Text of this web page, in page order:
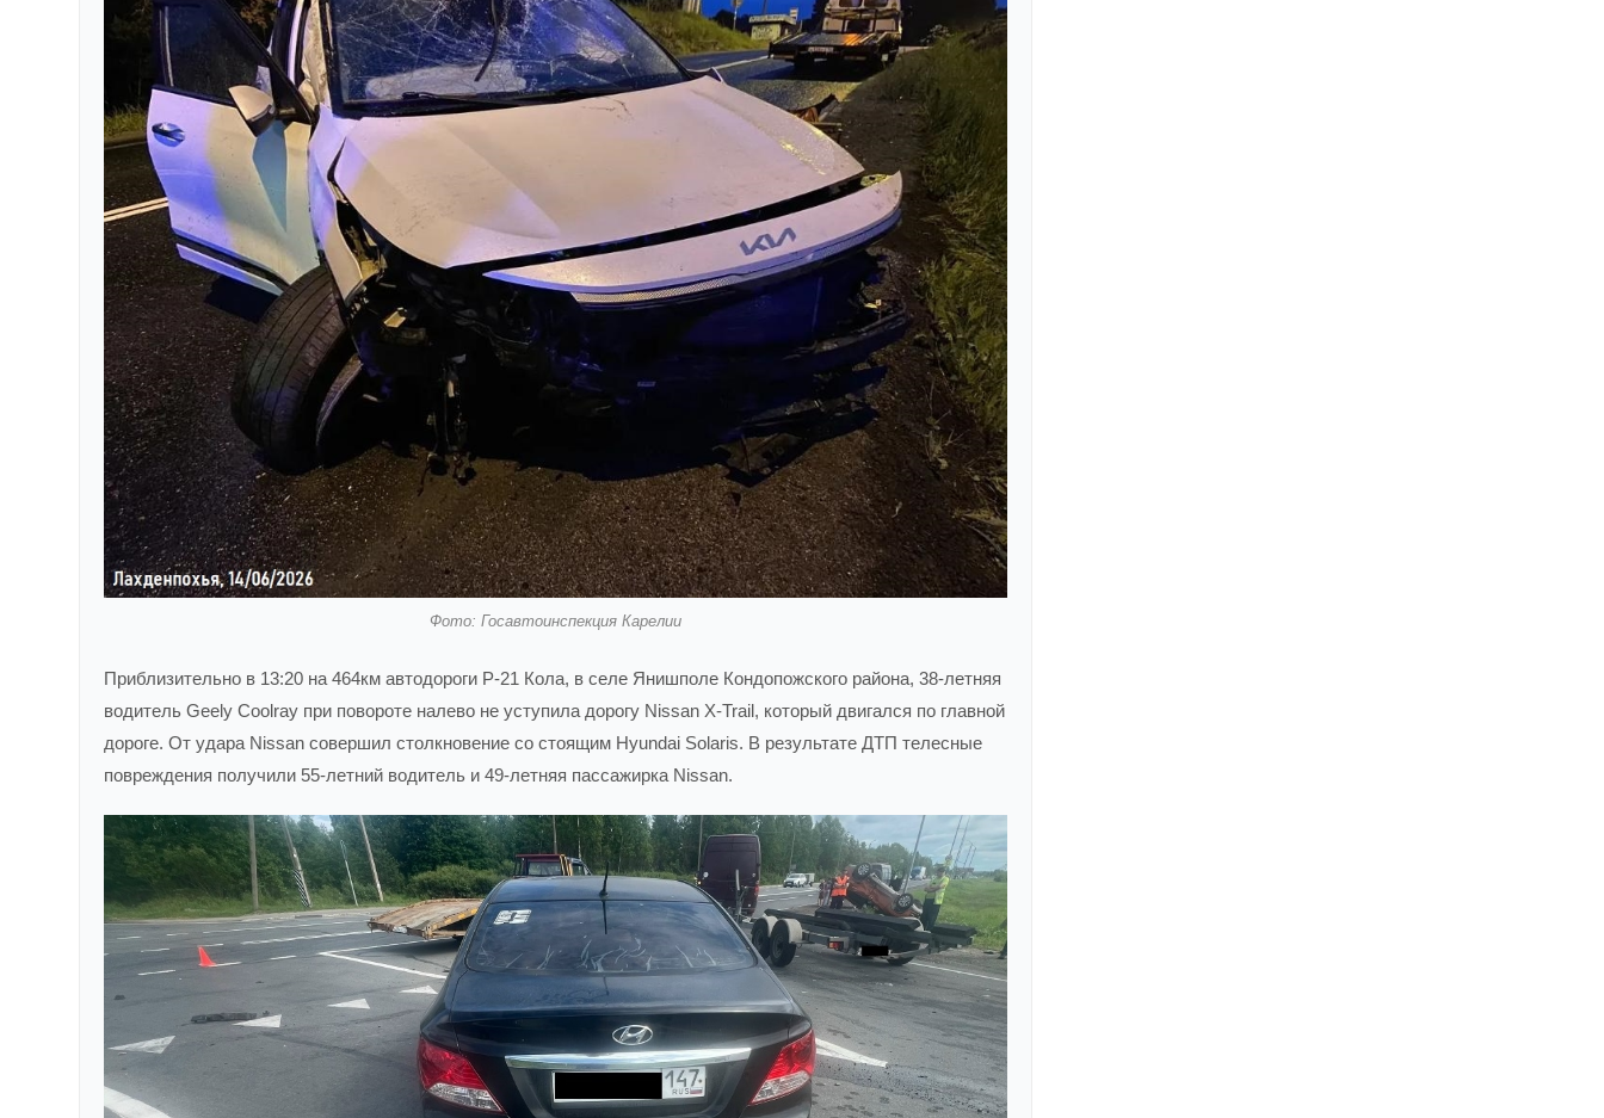
Фото: Госавтоинспекция Карелии
Приблизительно в 13:20 на 464км автодороги Р-21 Кола, в селе Янишполе Кондопожского района, 38-летняя
водитель Geely Coolray при повороте налево не уступила дорогу Nissan X-Trail, который двигался по главной
дороге. От удара Nissan совершил столкновение со стоящим Hyundai Solaris. В результате ДТП телесные
повреждения получили 55-летний водитель и 49-летняя пассажирка Nissan.